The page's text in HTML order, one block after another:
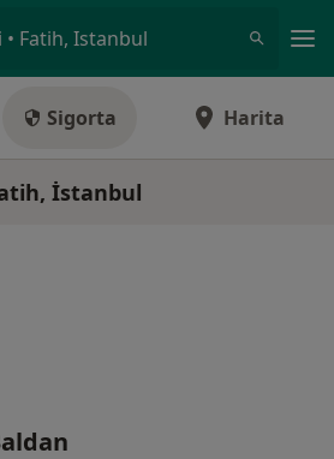
Fatih, Istanbul
Sigorta Harita
İstanbul